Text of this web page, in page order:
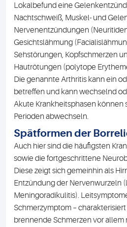
Lokalbefund eine
Nachtschweiß, Muskel- und
Nervenentzündungen
Gesichtslähmung
Sehstörungen, Kopfschmerzen
Hautrötungen (polytope
Die genannte Arthritis kann ein
betreffen und kann wechselnd
Akute Krankheitsphasen können
Perioden abwechseln.
Spätformen der
Auch hier sind die häufigsten
sowie die fortgeschrittene
Diese zeigt sich gemeinhin als
Entzündung der Nervenwurzeln
Meningoradikulitis).
Schmerzymptom –
brennende Schmerzen vor allem